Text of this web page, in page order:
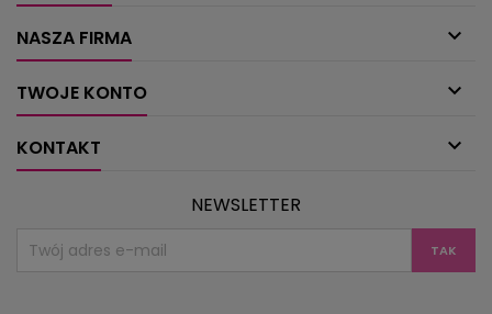
NASZA FIRMA 
TWOJE KONTO 
KONTAKT 
NEWSLETTER